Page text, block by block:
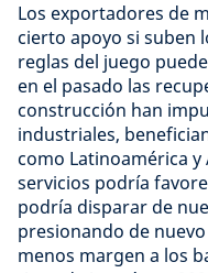
Los exportadores de
cierto apoyo si suben
reglas del juego
en el pasado las
construcción han
industriales,
como Latinoamérica
servicios podría
podría disparar de
presionando de
menos margen a los